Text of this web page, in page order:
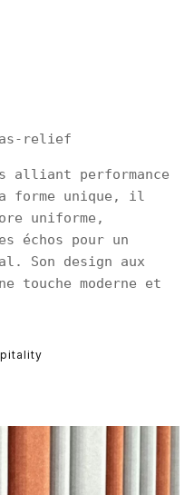
relief
alliant performance
forme unique, il
uniforme,
échos pour un
Son design aux
touche moderne et